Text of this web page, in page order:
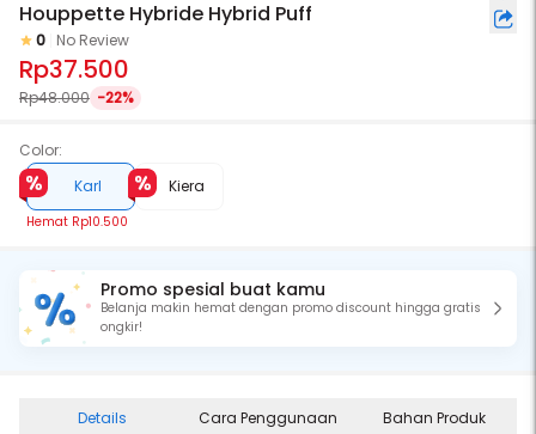
Houppette Hybride Hybrid Puff
0 No Review
Rp37.500
Rp48.000 -22%
Color:
Karl
Hemat Rp10.500
Kiera
Promo spesial buat kamu
Belanja makin hemat dengan promo discount hingga gratis
ongkir!
Details Cara Penggunaan Bahan Produk